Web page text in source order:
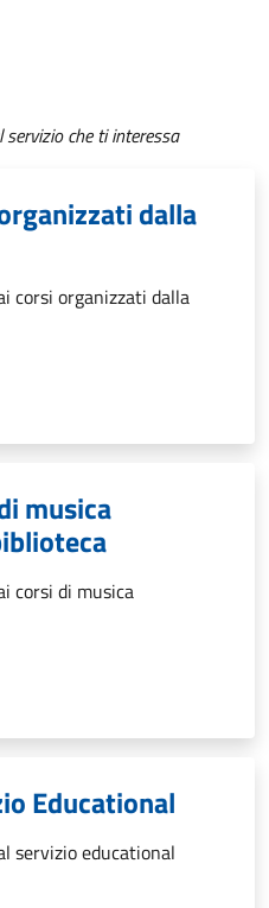
che ti interessa
dalla
corsi organizzati dalla
musica
corsi di musica
Educational
servizio educational